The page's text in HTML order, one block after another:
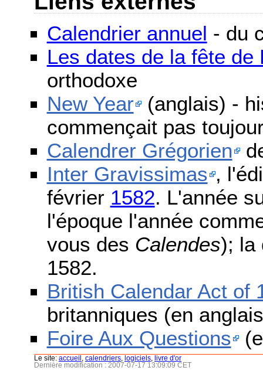
Calendrier annuel - du
Les dates de la fête de
orthodoxe
New Year (anglais) -
commençait pas
Calendrer Grégorien
Inter Gravissimas ,
février 1582. L'année
l'époque l'année
vous des Calendes); la
1582.
British Calendar Act of
britanniques (en
Foire Aux Questions
Le site: accueil calendriers logiciels
livre d'or
Dernière modification : 2007-07-17 13:09:09 CET